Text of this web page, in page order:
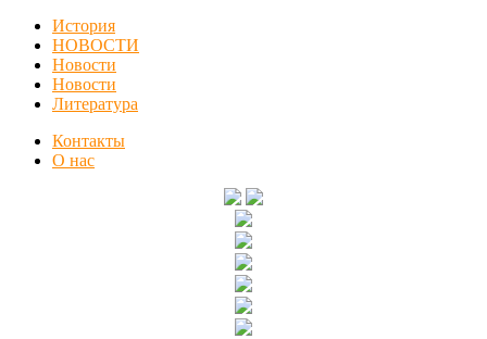
История
НОВОСТИ
Новости
Новости
Литература
Контакты
О нас